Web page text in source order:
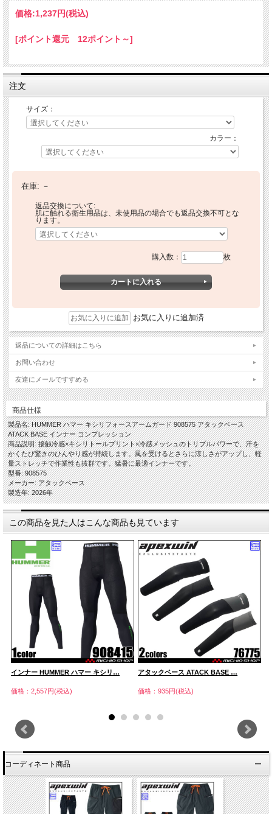
価格:1,237円(税込)
[ポイント還元 12ポイント～]
注文
サイズ：
カラー：
在庫: －
返品交換について:
肌に触れる衛生用品は、未使用品の場合でも返品交換不可とな
ります。
購入数： 枚
お気に入りに追加済
返品についての詳細はこちら
お問い合わせ
友達にメールですすめる
商品仕様
製品名: HUMMER ハマー キシリフォースアームガード 908575 アタックベース
ATACK BASE インナー コンプレッション
商品説明: 接触冷感×キシリトールプリント×冷感メッシュのトリプルパワーで、汗を
かくたび驚きのひんやり感が持続します。風を受けるとさらに涼しさがアップし、軽
量ストレッチで作業性も抜群です。猛暑に最適インナーです。
型番: 908575
メーカー: アタックベース
製造年: 2026年
この商品を見た人はこんな商品も見ています
インナー HUMMER ハマー キシリ…
価格：2,557円(税込)
アタックベース ATACK BASE …
価格：935円(税込)
コーディネート商品